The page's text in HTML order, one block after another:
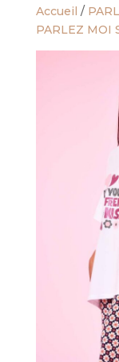
Accueil /
PARLEZ MOI